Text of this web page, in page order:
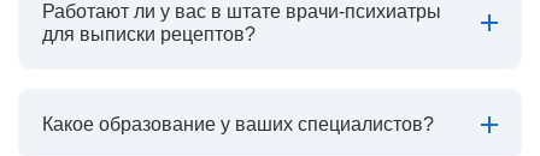
Работают ли у вас в штате врачи-психиатры
для выписки рецептов?
Какое образование у ваших специалистов?